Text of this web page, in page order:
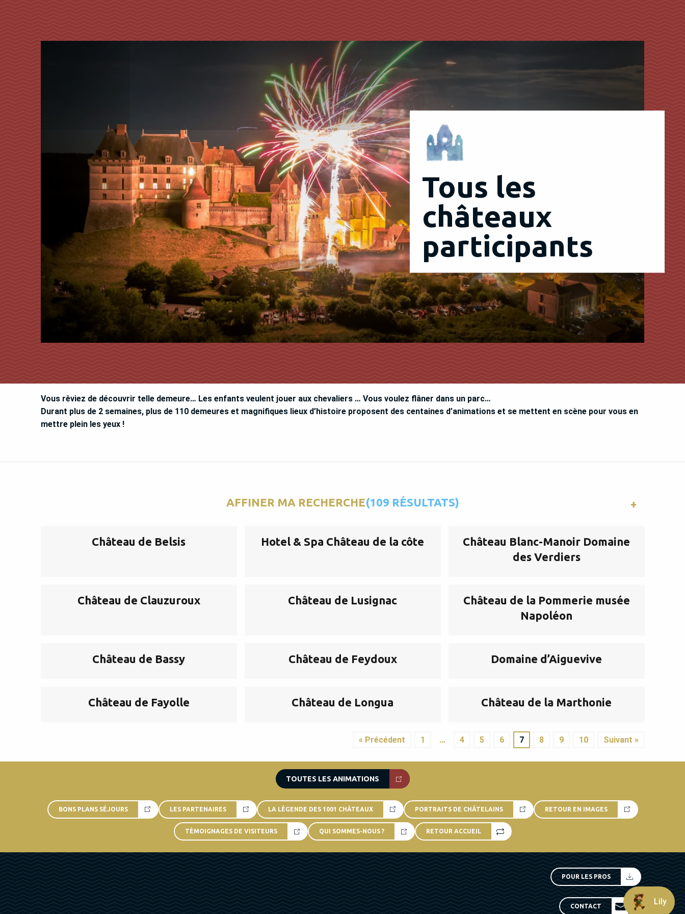
Tous les
châteaux
participants
Vous rêviez de découvrir telle demeure… Les enfants veulent jouer aux chevaliers … Vous voulez flâner dans un parc…
Durant plus de 2 semaines, plus de 110 demeures et magnifiques lieux d’histoire proposent des centaines d’animations et se mettent en scène pour vous en
mettre plein les yeux !
AFFINER MA RECHERCHE(109 RÉSULTATS)
Château de Belsis Hotel & Spa Château de la côte
Château Blanc-Manoir Domaine
des Verdiers
Château de Clauzuroux Château de Lusignac
Château de la Pommerie musée
Napoléon
Château de Bassy Château de Feydoux Domaine d’Aiguevive
Château de Fayolle Château de Longua Château de la Marthonie
« Précédent 1 … 4 5 6 7 8 9 10 Suivant »
TOUTES LES ANIMATIONS
BONS PLANS SÉJOURS LES PARTENAIRES LA LÉGENDE DES 1001 CHÂTEAUX PORTRAITS DE CHÂTELAINS RETOUR EN IMAGES
TÉMOIGNAGES DE VISITEURS QUI SOMMES-NOUS ? RETOUR ACCUEIL
POUR LES PROS
CONTACT Lily